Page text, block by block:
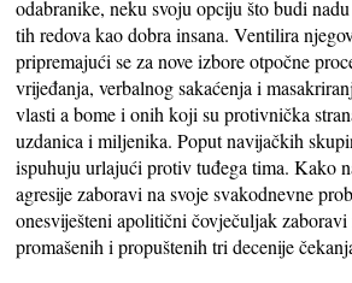
odabranike, neku svoju opciju što budi
tih redova kao dobra insana. Ventilira
pripremajući se za nove izbore otpočne
vrijeđanja, verbalnog sakaćenja i
vlasti a bome i onih koji su protivnička
uzdanica i miljenika. Poput navijačkih
ispuhuju urlajući protiv tuđega tima. Kako
agresije zaboravi na svoje svakodnevne
onesviješteni apolitični čovječuljak zaboravi
promašenih i propuštenih tri decenije